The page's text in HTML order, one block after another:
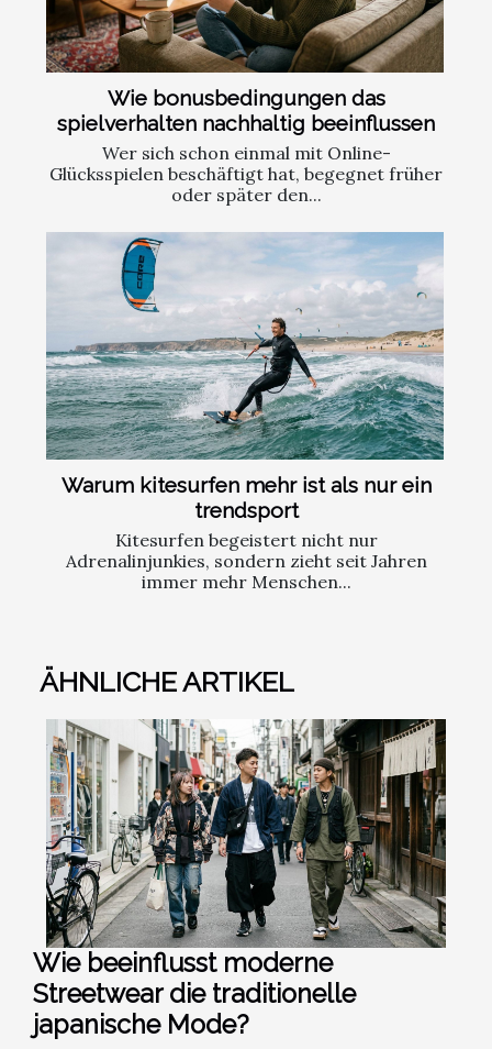
Wie bonusbedingungen das
spielverhalten nachhaltig beeinflussen
Wer sich schon einmal mit Online-
Glücksspielen beschäftigt hat, begegnet früher
oder später den...
Warum kitesurfen mehr ist als nur ein
trendsport
Kitesurfen begeistert nicht nur
Adrenalinjunkies, sondern zieht seit Jahren
immer mehr Menschen...
ÄHNLICHE ARTIKEL
Wie beeinflusst moderne
Streetwear die traditionelle
japanische Mode?